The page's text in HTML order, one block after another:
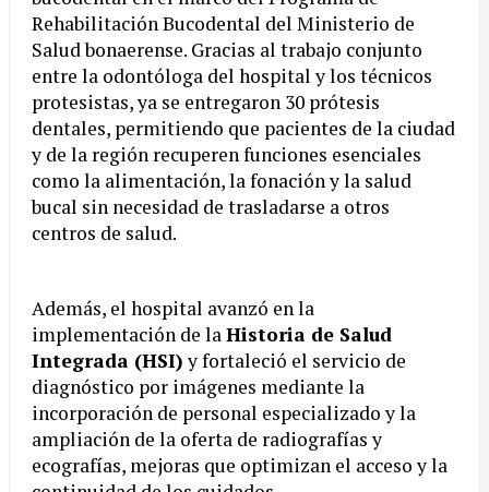
Rehabilitación Bucodental del Ministerio de
Salud bonaerense. Gracias al trabajo conjunto
entre la odontóloga del hospital y los técnicos
protesistas, ya se entregaron 30 prótesis
dentales, permitiendo que pacientes de la ciudad
y de la región recuperen funciones esenciales
como la alimentación, la fonación y la salud
bucal sin necesidad de trasladarse a otros
centros de salud.
Además, el hospital avanzó en la
implementación de laHistoria de Salud
Integrada (HSI)y fortaleció el servicio de
diagnóstico por imágenes mediante la
incorporación de personal especializado y la
ampliación de la oferta de radiografías y
ecografías, mejoras que optimizan el acceso y la